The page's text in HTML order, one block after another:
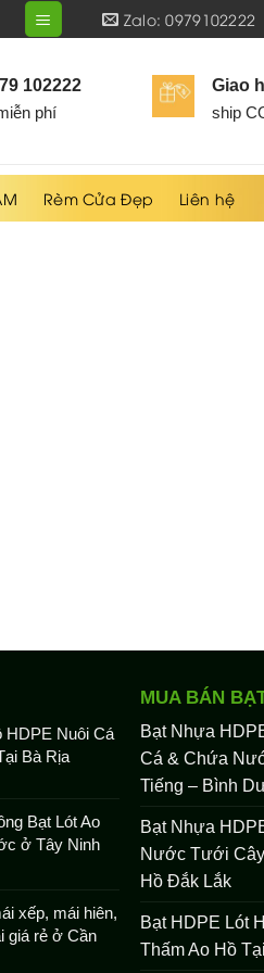
Zalo: 0979102222
102222
phí
Giao
ship
Rèm Cửa Đẹp Liên hệ
HDPE Nuôi Cá
Bà Rịa
Bạt Lót Ao
ở Tây Ninh
xếp, mái hiên,
giá rẻ ở Cần
MUA BÁN
Bạt Nhựa
Cá & Chứa
Tiếng – Bình
Bạt Nhựa
Nước Tưới
Hồ Đắk Lắk
Bạt HDPE Lót
Thấm Ao Hồ